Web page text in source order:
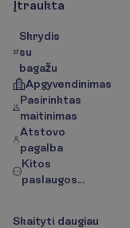
Įtraukta
Skrydis
su
bagažu
Apgyvendinimas
Pasirinktas
maitinimas
Atstovo
pagalba
Kitos
paslaugos...
Skaityti daugiau